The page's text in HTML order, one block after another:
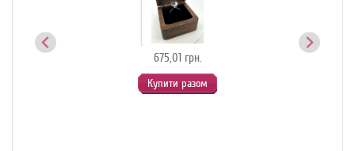
675,01 грн.
Купити разом